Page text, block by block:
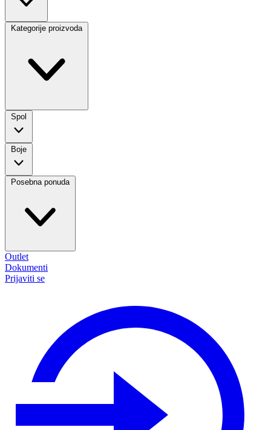
Kategorije proizvoda
Spol
Boje
Posebna ponuda
Outlet
Dokumenti
Prijaviti se